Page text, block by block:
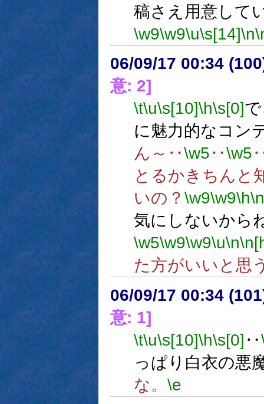
稿さえ用意して
\w9\w9\u\s[14]\n
06/09/17 00:34
意: 2]
\t\u\s[10]\h\s[0]
に魅力的なコン
ん～‥\w5‥\w5
とるかきちんと
いの？ \w9\w9\h\n
気にしないから
\w5\w9\w9\u\n
た方がいいと思
06/09/17 00:34
意: 1]
\t\u\s[10]\h\s[0] ‥
っぱり白衣の悪
な。 \e